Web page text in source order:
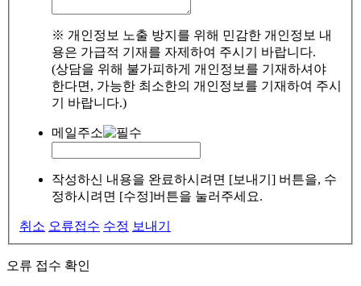
※ 개인정보 노출 방지를 위해 민감한 개인정보 내
용은 가급적 기재를 자제하여 주시기 바랍니다.
(상담을 위해 불가피하게 개인정보를 기재하셔야
한다면, 가능한 최소한의 개인정보를 기재하여 주시
기 바랍니다.)
메일주소
작성하신 내용을 완료하시려면 [보내기] 버튼을, 수
정하시려면 [수정]버튼을 눌러주세요.
취소 오류접수 수정 보내기
오류 접수 확인